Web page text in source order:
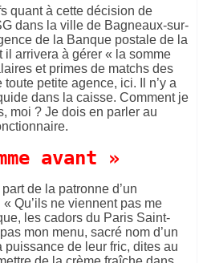
quant à cette décision de
dans la ville de Bagneaux-sur-
de la Banque postale de la
arrivera à gérer « la somme
et primes de matchs des
petite agence, ici. Il n’y a
dans la caisse. Comment je
moi ? Je dois en parler au
avant »
de la patronne d’un
Qu’ils ne viennent pas me
les cadors du Paris Saint-
mon menu, sacré nom d’un
puissance de leur fric, dites au